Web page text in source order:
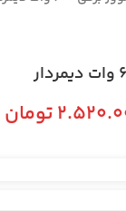
تومان